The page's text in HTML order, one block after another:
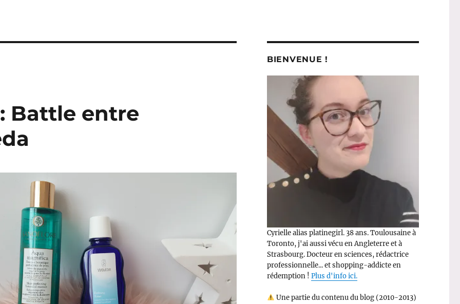
Battle entre
BIENVENUE !
Cyrielle alias platinegirl. 38 ans. Toulousaine à
Toronto, j'ai aussi vécu en Angleterre et à
Strasbourg. Docteur en sciences, rédactrice
professionnelle... et shopping-addicte en
rédemption ! Plus d'info ici.
Une partie du contenu du blog (2010-2013)